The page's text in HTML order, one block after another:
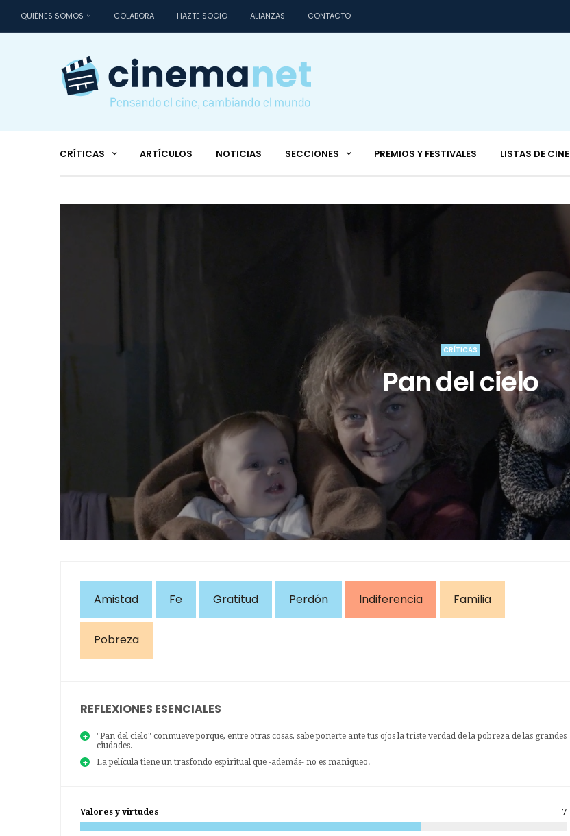
QUIÉNES SOMOS COLABORA HAZTE SOCIO ALIANZAS CONTACTO
CRÍTICAS ARTÍCULOS NOTICIAS SECCIONES PREMIOS Y FESTIVALES LISTAS DE CINE
CRÍTICAS
Pan del cielo
Amistad Fe Gratitud Perdón Indiferencia Familia
Pobreza
REFLEXIONES ESENCIALES
"Pan del cielo" conmueve porque, entre otras cosas, sabe ponerte ante tus ojos la triste verdad de la pobreza de las grandes
ciudades.
La película tiene un trasfondo espiritual que -además- no es maniqueo.
Valores y virtudes 7